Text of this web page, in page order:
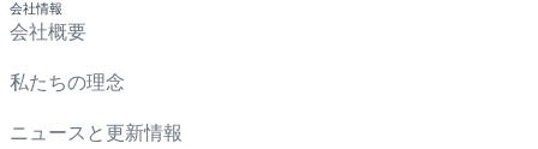
会社情報
会社概要
私たちの理念
ニュースと更新情報